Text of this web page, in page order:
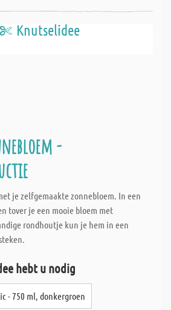
Knutselidee
-
je zelfgemaakte zonnebloem. In een
tover je een mooie bloem met
rondhoutje kun je hem in een
hebt u nodig
- 750 ml, donkergroen